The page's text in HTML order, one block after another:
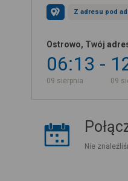
Z adresu pod
Ostrowo, Twój
06:13
09 sierpnia 09
Nie